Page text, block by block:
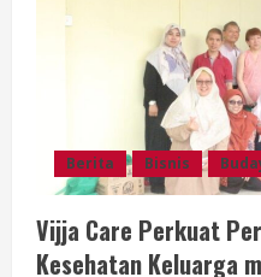
Berita Bisnis
Vijja Care Perkuat
Kesehatan Keluarga